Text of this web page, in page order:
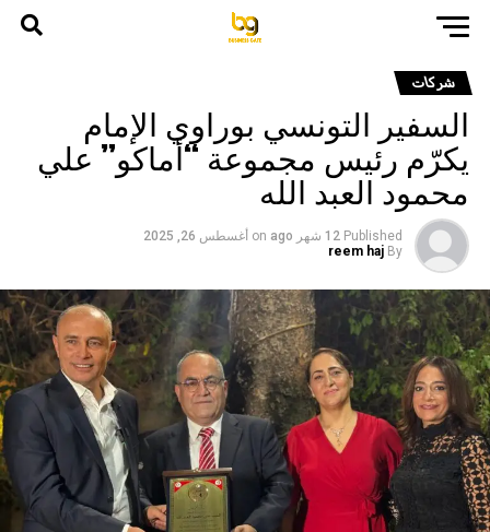
شركات
السفير التونسي بوراوي الإمام
يكرّم رئيس مجموعة “أماكو” علي
محمود العبد الله
Published 12 شهر ago on أغسطس 26, 2025
By
reem haj